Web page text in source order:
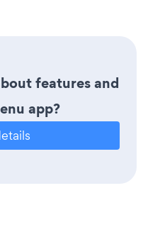
features and
app?